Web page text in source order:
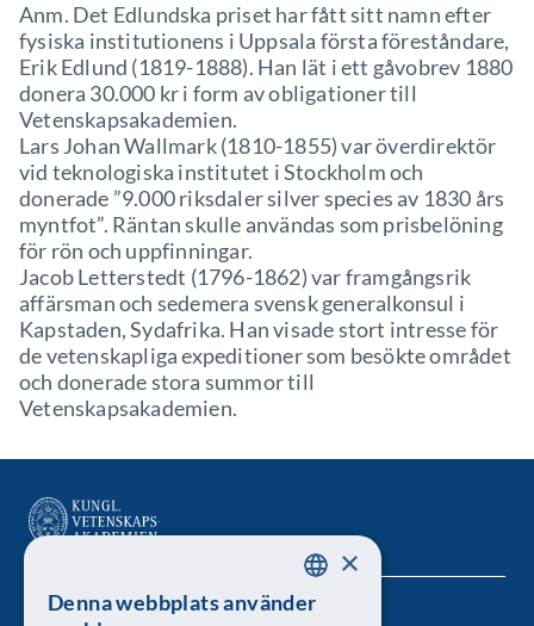
Anm. Det Edlundska priset har fått sitt namn efter
fysiska institutionens i Uppsala första föreståndare,
Erik Edlund (1819-1888). Han lät i ett gåvobrev 1880
donera 30.000 kr i form av obligationer till
Vetenskapsakademien.
Lars Johan Wallmark (1810-1855) var överdirektör
vid teknologiska institutet i Stockholm och
donerade ”9.000 riksdaler silver species av 1830 års
myntfot”. Räntan skulle användas som prisbelöning
för rön och uppfinningar.
Jacob Letterstedt (1796-1862) var framgångsrik
affärsman och sedemera svensk generalkonsul i
Kapstaden, Sydafrika. Han visade stort intresse för
de vetenskapliga expeditioner som besökte området
och donerade stora summor till
Vetenskapsakademien.
Kungl. Vetenskapsakademien SWEDISH
×
Denna webbplats använder